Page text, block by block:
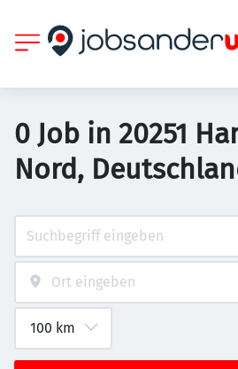
0 Job in 20251
Nord,